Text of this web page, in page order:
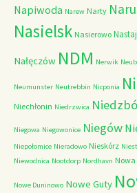
Napiwoda Narew Narty
Nasielsk Nasierowo
Nałęczów NDM Nerwik
Neumunster Neutrebbin Nicponia
Niechłonin Niedrzwica
Niegowa Niegowonice Niegów
Niepołomice Nieradowo Nieskórz
Niewodnica Nootdorp Nordhavn Nowa
Nowe Duninowo Nowe Guty